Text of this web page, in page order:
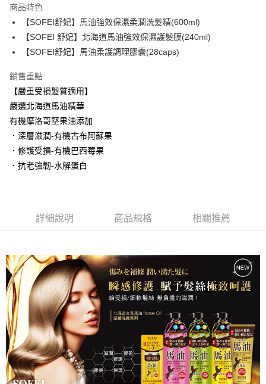
Apple Pay
街口支付
ATM付款
全家取貨付款
每筆NT$80，滿NT$699(含以上)免運費
付款後全家取貨
每筆NT$80，滿NT$699(含以上)免運費
7-11取貨付款
每筆NT$80，滿NT$699(含以上)免運費
付款後7-11取貨
每筆NT$80，滿NT$699(含以上)免運費
宅配
每筆NT$80，滿NT$699(含以上)免運費
商品特色
【SOFEI舒妃】馬油強效保濕柔潤洗髮精(600ml)
【SOFEI 舒妃】北海道馬油強效保濕護髮膜(240ml)
【SOFEI舒妃】馬油柔護調理膠囊(28caps)
銷售重點
【嚴重受損髮質適用】
嚴選北海道馬油精華
有機摩洛哥堅果油添加
．深層滋潤-有機古布阿蘇果
．修護受損-有機巴西莓果
．抗老強韌-水解蛋白
詳細說明 商品規格 相關推薦